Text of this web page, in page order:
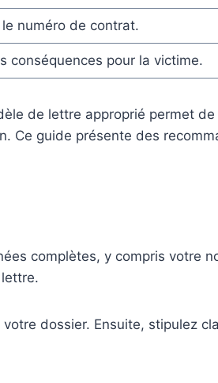
numéro de contrat.
conséquences pour la victime.
de lettre approprié permet
Ce guide présente des
complètes, y compris votre
dossier. Ensuite, stipulez